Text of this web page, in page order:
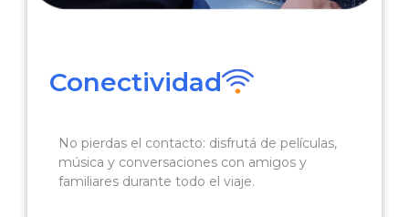
Conectividad
No pierdas el contacto: disfrutá de películas,
música y conversaciones con amigos y
familiares durante todo el viaje.